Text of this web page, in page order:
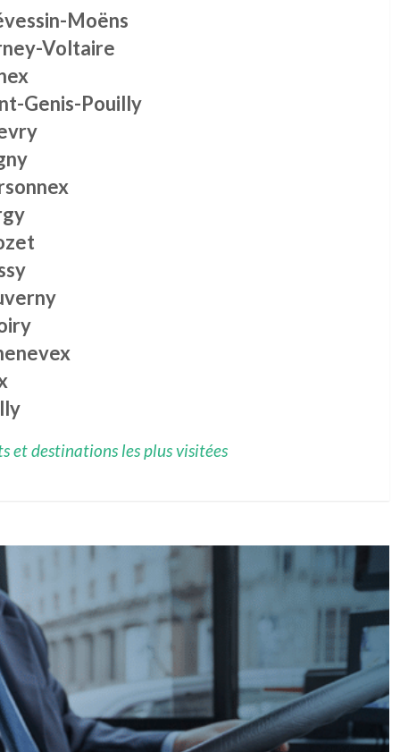
Moëns
Voltaire
Genis-Pouilly
et destinations les plus visitées